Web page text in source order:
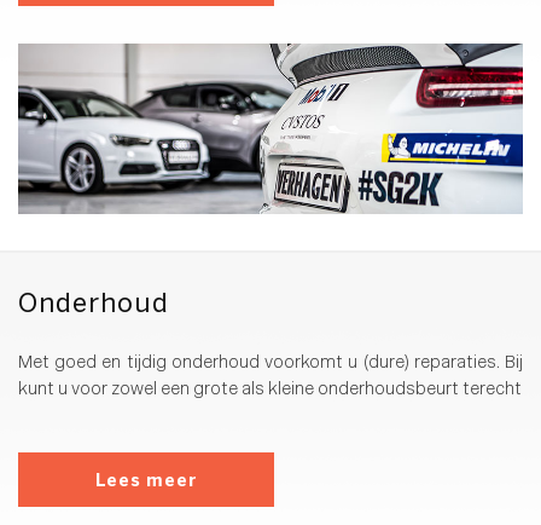
Onderhoud
Met goed en tijdig onderhoud voorkomt u (dure) reparaties. Bij
kunt u voor zowel een grote als kleine onderhoudsbeurt terecht
Lees meer